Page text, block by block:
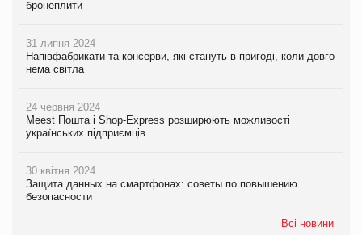
бронеплити
31 липня 2024
Напівфабрикати та консерви, які стануть в пригоді, коли довго
нема світла
24 червня 2024
Meest Пошта і Shop-Express розширюють можливості
українських підприємців
30 квітня 2024
Защита данных на смартфонах: советы по повышению
безопасности
Всі новини